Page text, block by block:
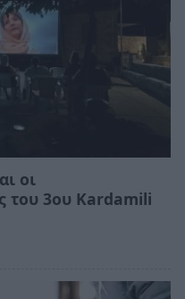
οι
του 3ου Kardamili